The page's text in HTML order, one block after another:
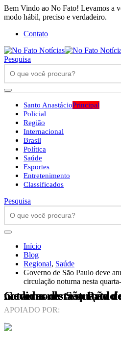
Bem Vindo ao No Fato! Levamos a
modo hábil, preciso e verdadeiro.
Contato
Pesquisa
Santo AnastácioPrincipal
Policial
Região
Internacional
Brasil
Política
Saúde
Esportes
Entretenimento
Classificados
Pesquisa
Início
Blog
Regional, Saúde
Governo de São Paulo deve
circulação noturna nesta
Governo de São Paulo deve anunciar medidas de restrição de circulação noturna
APOIADO POR: